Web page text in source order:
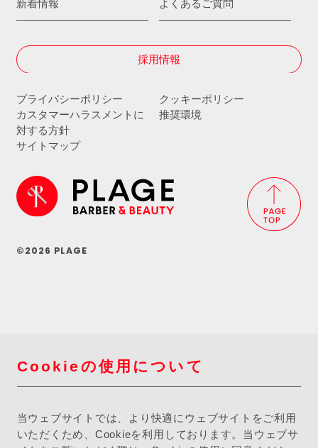
新着情報 よくあるご質問
採用情報
プライバシーポリシー
クッキーポリシー
カスタマーハラスメントに
対する方針
推奨環境
サイトマップ
©2026 PLAGE
Cookieの使用について
当ウェブサイトでは、より快適にウェブサイトをご利用
いただくため、Cookieを利用しております。当ウェブサ